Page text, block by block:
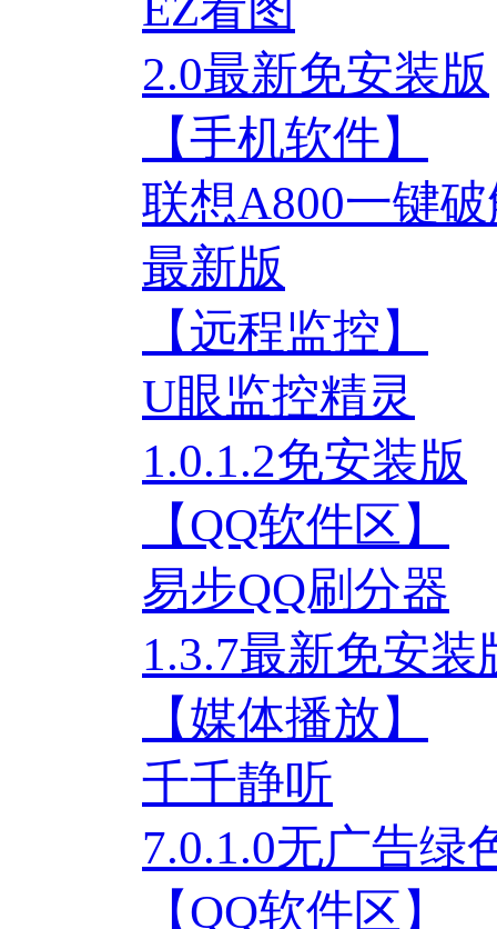
2.0最新免安装版
【手机软件】
联想A800一键
最新版
【远程监控】
U眼监控精灵
1.0.1.2免安装版
【QQ软件区】
易步QQ刷分器
1.3.7最新免安装
【媒体播放】
千千静听
7.0.1.0无广告绿
【QQ软件区】